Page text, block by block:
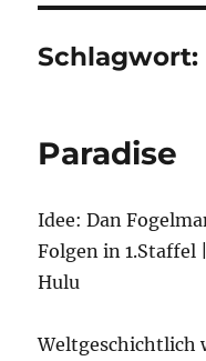
Schlagwort:
Paradise
Idee: Dan
Folgen in
Hulu
Weltgeschichtlich